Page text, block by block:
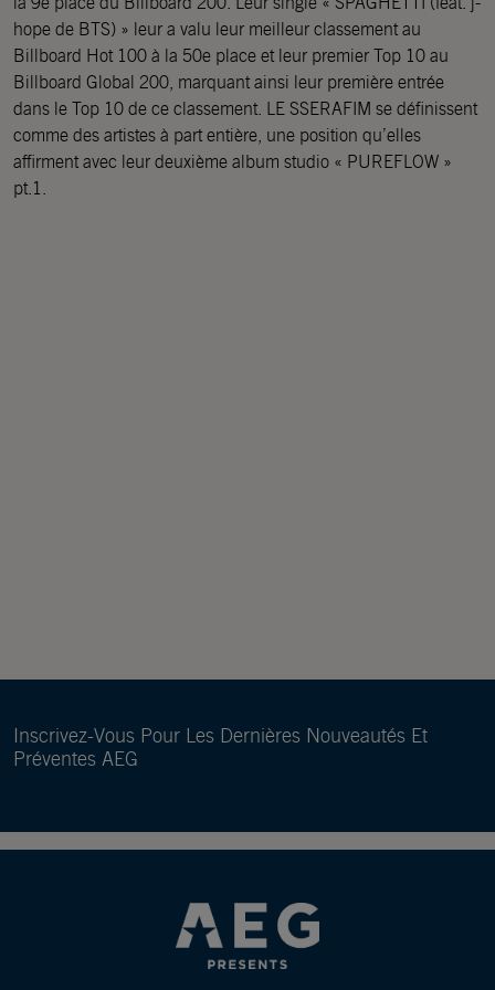
hope de BTS) » leur a valu leur meilleur classement au
Billboard Hot 100 à la 50e place et leur premier Top 10 au
Billboard Global 200, marquant ainsi leur première entrée
dans le Top 10 de ce classement. LE SSERAFIM se définissent
comme des artistes à part entière, une position qu’elles
affirment avec leur deuxième album studio « PUREFLOW »
pt.1.
Inscrivez-Vous Pour Les Dernières Nouveautés Et
Préventes AEG